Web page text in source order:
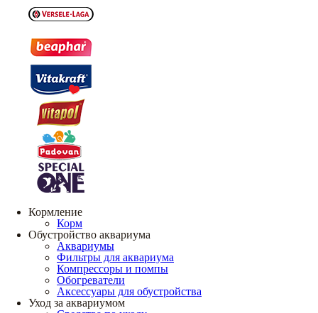
Кормление
Корм
Обустройство аквариума
Аквариумы
Фильтры для аквариума
Компрессоры и помпы
Обогреватели
Аксессуары для обустройства
Уход за аквариумом